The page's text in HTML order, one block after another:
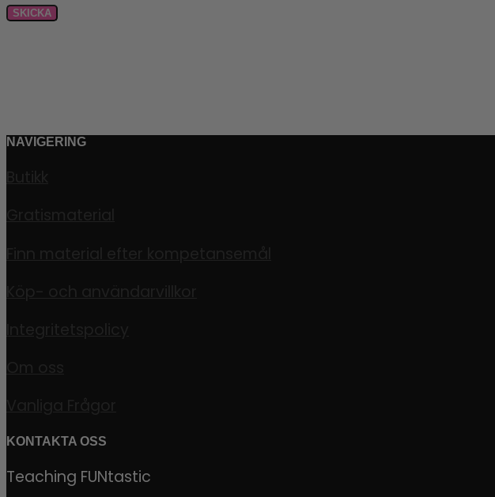
NAVIGERING
KONTAKTA OSS
Teaching FUNtastic